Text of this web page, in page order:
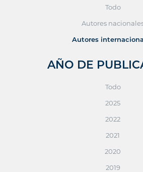
Todo
Autores
Autores
AÑO DE
Todo
2025
2022
2021
2020
2019